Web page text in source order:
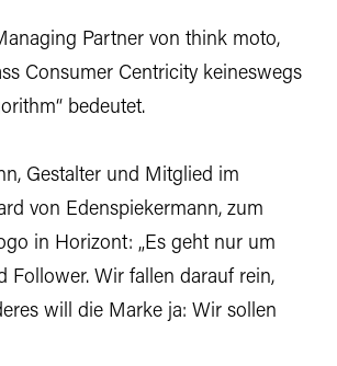
Partner von think moto,
Consumer Centricity keineswegs
bedeutet.
Gestalter und Mitglied im
von Edenspiekermann, zum
in Horizont: „Es geht nur um
Follower. Wir fallen darauf rein,
will die Marke ja: Wir sollen